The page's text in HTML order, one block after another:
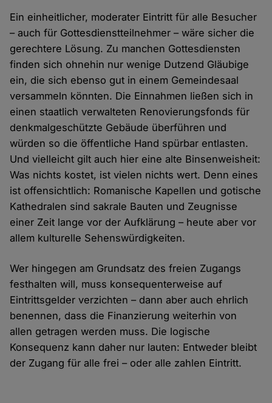
Ein einheitlicher, moderater Eintritt für alle Besucher
– auch für Gottesdienstteilnehmer – wäre sicher die
gerechtere Lösung. Zu manchen Gottesdiensten
finden sich ohnehin nur wenige Dutzend Gläubige
ein, die sich ebenso gut in einem Gemeindesaal
versammeln könnten. Die Einnahmen ließen sich in
einen staatlich verwalteten Renovierungsfonds für
denkmalgeschützte Gebäude überführen und
würden so die öffentliche Hand spürbar entlasten.
Und vielleicht gilt auch hier eine alte Binsenweisheit:
Was nichts kostet, ist vielen nichts wert. Denn eines
ist offensichtlich: Romanische Kapellen und gotische
Kathedralen sind sakrale Bauten und Zeugnisse
einer Zeit lange vor der Aufklärung – heute aber vor
allem kulturelle Sehenswürdigkeiten.
Wer hingegen am Grundsatz des freien Zugangs
festhalten will, muss konsequenterweise auf
Eintrittsgelder verzichten – dann aber auch ehrlich
benennen, dass die Finanzierung weiterhin von
allen getragen werden muss. Die logische
Konsequenz kann daher nur lauten: Entweder bleibt
der Zugang für alle frei – oder alle zahlen Eintritt.